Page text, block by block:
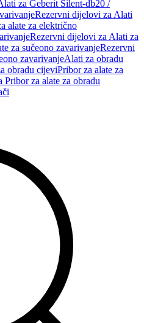
za Geberit Silent-db20 /
Rezervni dijelovi za Alati
alate za električno
Rezervni dijelovi za Alati za
za sučeono zavarivanjeRezervni
zavarivanjeAlati za obradu
obradu cijeviPribor za alate za
za alate za obradu